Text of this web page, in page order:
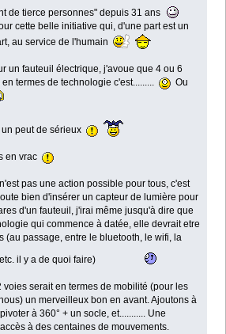
de tierce personnes" depuis 31 ans
cette belle initiative qui, d'une part est un
au service de l'humain
un fauteuil électrique, j'avoue que 4 ou 6
en termes de technologie c'est.........
Ou
un peut de sérieux
en vrac
pas une action possible pour tous, c'est
bien d'insérer un capteur de lumière pour
d'un fauteuil, j'irai même jusqu'à dire que
qui commence à datée, elle devrait etre
(au passage, entre le bluetooth, le wifi, la
il y a de quoi faire)
voies serait en termes de mobilité (pour les
un merveilleux bon en avant. Ajoutons à
à 360° + un socle, et........... Une
à des centaines de mouvements.